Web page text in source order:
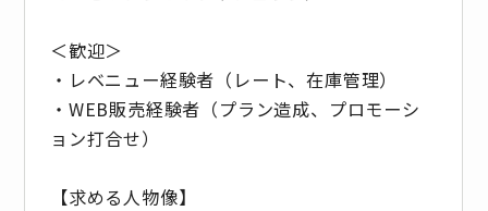
＜歓迎＞
・レベニュー経験者（レート、在庫管理）
・WEB販売経験者（プラン造成、プロモーシ
ョン打合せ）
【求める人物像】